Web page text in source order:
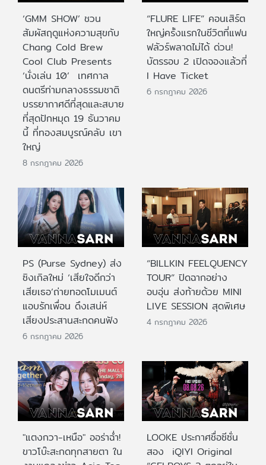
‘GMM SHOW’ ชวน
สัมผัสฤดูแห่งความสุขกับ
Chang Cold Brew
Cool Club Presents
‘นั่งเล่น 10’ เทศกาล
ดนตรีท่ามกลางธรรมชาติ
บรรยากาศดีที่สุดและสบาย
ที่สุดปักหมุด 19 ธันวาคม
นี้ ที่ทองสมบูรณ์คลับ เขา
ใหญ่
8 กรกฎาคม 2026
“FLURE LIFE” คอนเสิร์ต
ใหญ่ครั้งแรกในชีวิตที่แฟน
ฟลัวร์พลาดไม่ได้ ด่วน!
บัตรรอบ 2 เปิดจองแล้วที่
I Have Ticket
6 กรกฎาคม 2026
PS (Purse Sydney) ส่ง
ซิงเกิลใหม่ ‘เสียใจดีกว่า
เสียเธอ’ถ่ายทอดโมเมนต์
แอบรักเพื่อน ดึงเสน่ห์
เสียงประสานสะกดคนฟัง
6 กรกฎาคม 2026
“BILLKIN FEELQUENCY
TOUR” ปิดฉากอย่าง
อบอุ่น ส่งท้ายด้วย MINI
LIVE SESSION สุดพิเศษ
4 กรกฎาคม 2026
"แตงกวา-เหนือ" ออร่าฉ่ำ!
ขาวโบ๊ะสะกดทุกสายตา ใน
LOOKE ประกาศชื่อซีซั่น
สอง iQIYI Original